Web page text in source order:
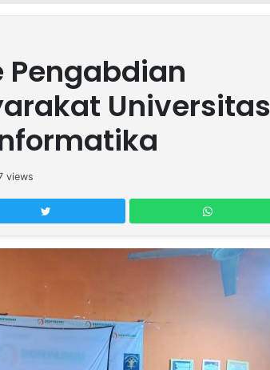
Pengabdian
Universitas
views